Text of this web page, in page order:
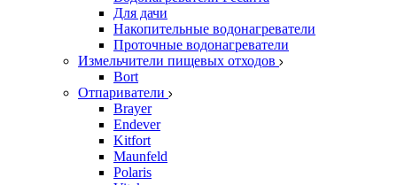
Для дачи
Накопительные водонагреватели
Проточные водонагреватели
Измельчители пищевых отходов
Bort
Отпариватели
Brayer
Endever
Kitfort
Maunfeld
Polaris